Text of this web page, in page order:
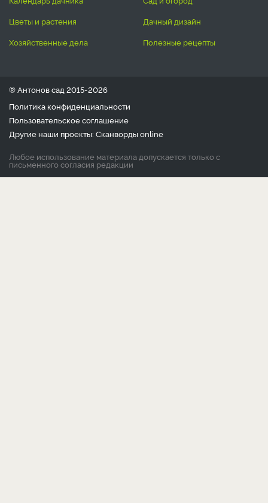
цветы и растения
дачный дизайн
хозяйственные дела
полезные рецепты
® Антонов сад 2015-2026
Политика конфиденциальности
Пользовательское соглашение
Другие наши проекты: Сканвордыonline
Любое использование материала допускается только с
письменного согласия редакции